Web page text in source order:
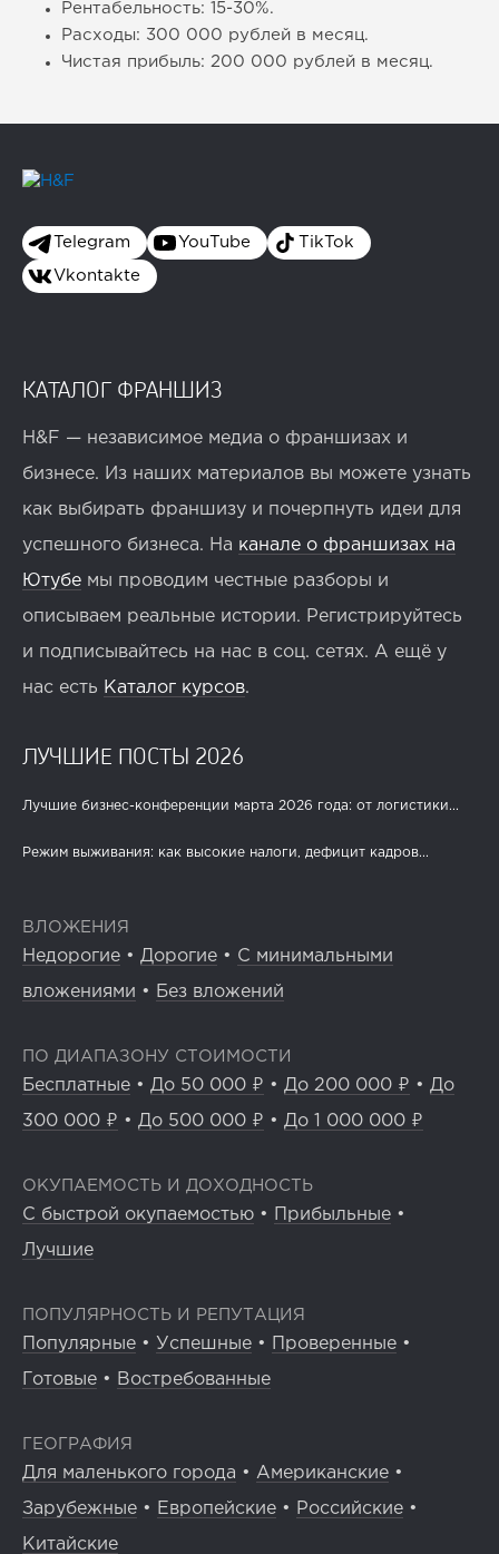
Рентабельность: 15-30%.
Расходы: 300 000 рублей в месяц.
Чистая прибыль: 200 000 рублей в месяц.
Telegram YouTube TikTok
Vkontakte
КАТАЛОГ ФРАНШИЗ
H&F — независимое медиа о франшизах и
бизнесе. Из наших материалов вы можете узнать
как выбирать франшизу и почерпнуть идеи для
успешного бизнеса. На канале о франшизах на
Ютубе мы проводим честные разборы и
описываем реальные истории. Регистрируйтесь
и подписывайтесь на нас в соц. сетях. А ещё у
нас есть Каталог курсов.
ЛУЧШИЕ ПОСТЫ 2026
Лучшие бизнес-конференции марта 2026 года: от логистики...
Режим выживания: как высокие налоги, дефицит кадров...
ВЛОЖЕНИЯ
Недорогие • Дорогие • С минимальными
вложениями • Без вложений
ПО ДИАПАЗОНУ СТОИМОСТИ
Бесплатные • До 50 000 ₽ • До 200 000 ₽ • До
300 000 ₽ • До 500 000 ₽ • До 1 000 000 ₽
ОКУПАЕМОСТЬ И ДОХОДНОСТЬ
С быстрой окупаемостью • Прибыльные •
Лучшие
ПОПУЛЯРНОСТЬ И РЕПУТАЦИЯ
Популярные • Успешные • Проверенные •
Готовые • Востребованные
ГЕОГРАФИЯ
Для маленького города • Американские •
Зарубежные • Европейские • Российские •
Китайские